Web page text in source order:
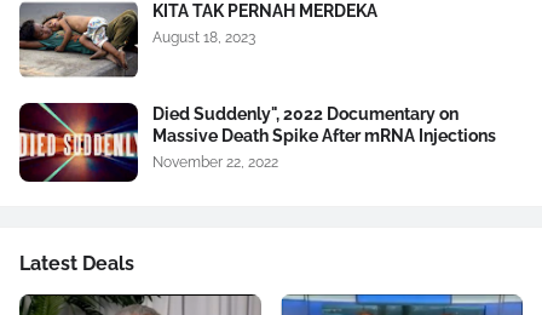
KITA TAK PERNAH MERDEKA
August 18, 2023
Died Suddenly", 2022 Documentary on
Massive Death Spike After mRNA Injections
November 22, 2022
Latest Deals